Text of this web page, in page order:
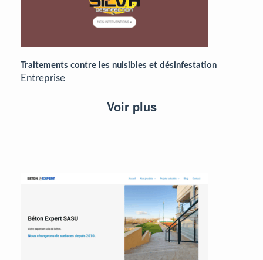
Traitements contre les nuisibles et désinfestation
Entreprise
Voir plus